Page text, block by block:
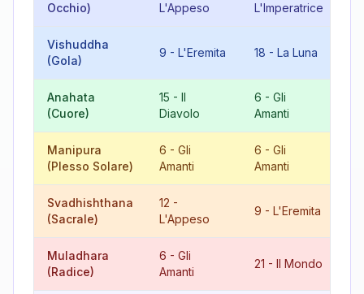
Occhio)
L'Appeso
L'Imperatrice
Vishuddha
(Gola)
9 - L'Eremita 18 - La Luna
Anahata
(Cuore)
15 - Il
Diavolo
6 - Gli
Amanti
Manipura
(Plesso Solare)
6 - Gli
Amanti
6 - Gli
Amanti
Svadhishthana
(Sacrale)
12 -
L'Appeso
9 - L'Eremita
Muladhara
(Radice)
6 - Gli
Amanti
21 - Il Mondo